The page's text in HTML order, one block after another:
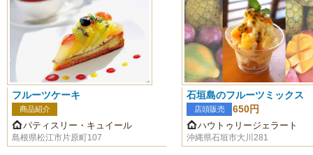
フルーツケーキ
商品紹介
パティスリー・キュイール
島根県松江市片原町107
石垣島のフルーツミックス
店頭販売 650円
ハウトゥリージェラート
沖縄県石垣市大川281